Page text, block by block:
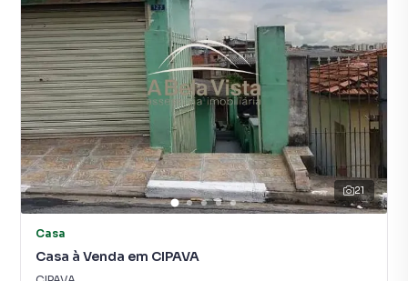
21
Casa
Casa à Venda em CIPAVA